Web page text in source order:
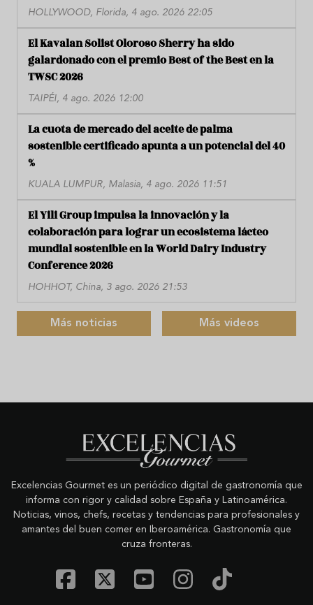
HOLLYWOOD, Florida, 4 ago. 2026 22:05
El Kavalan Solist Oloroso Sherry ha sido
galardonado con el premio Best of the Best en la
TWSC 2026
TAIPÉI, 4 ago. 2026 12:00
La cuota de mercado del aceite de palma
sostenible certificado apunta a un potencial del 40
%
KUALA LUMPUR, Malasia, 4 ago. 2026 11:51
El Yili Group impulsa la innovación y la
colaboración para lograr un ecosistema lácteo
mundial sostenible en la World Dairy Industry
Conference 2026
HOHHOT, China, 3 ago. 2026 21:53
Más noticias Más videos
Excelencias Gourmet es un periódico digital de gastronomía que
informa con rigor y calidad sobre España y Latinoamérica.
Noticias, vinos, chefs, recetas y tendencias para profesionales y
amantes del buen comer en Iberoamérica. Gastronomía que
cruza fronteras.